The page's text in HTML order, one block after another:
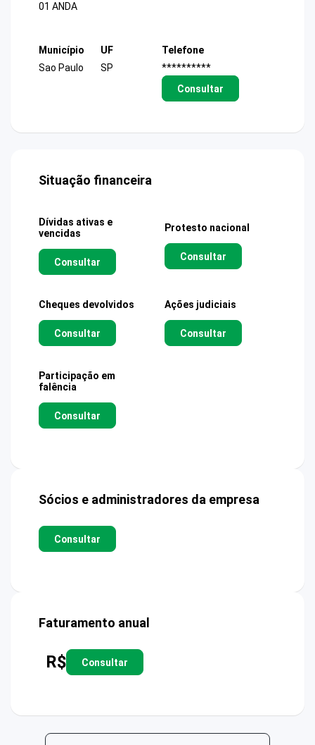
01 ANDA
Município
Sao Paulo
UF
SP
Telefone
**********
Consultar
Situação financeira
Dívidas ativas e
vencidas
Consultar
Protesto nacional
Consultar
Cheques devolvidos
Consultar
Ações judiciais
Consultar
Participação em
falência
Consultar
Sócios e administradores da empresa
Consultar
Faturamento anual
R$ Consultar